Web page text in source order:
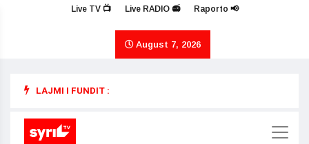
Live TV 📺 Live RADIO 📻 Raporto 📢
August 7, 2026
LAJMI I FUNDIT :